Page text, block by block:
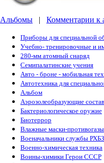
Альбомы | Комментарии к
Приборы для специальной
Учебно- тренировочные и
280-мм атомный снаряд
Cемипалатинские учения
Авто - броне - мобильная
Автотехника для
Альбом
Аэрозолеобразующие
Бактериологическое оружие
Биотеррор
Влажные маски-противогазы
Военачальники службы РХБЗ
Военно-химическая техника
Воины-химики Герои СССР